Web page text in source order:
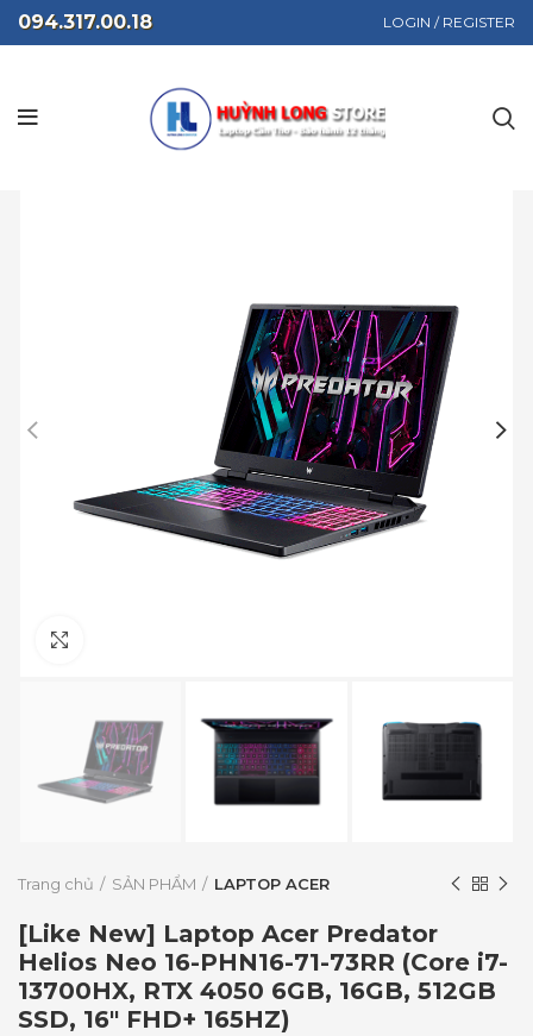
094.317.00.18 LOGIN / REGISTER
Trang chủ SẢN PHẨM LAPTOP ACER
[Like New] Laptop Acer Predator
Helios Neo 16-PHN16-71-73RR (Core i7-
13700HX, RTX 4050 6GB, 16GB, 512GB
SSD, 16″ FHD+ 165HZ)